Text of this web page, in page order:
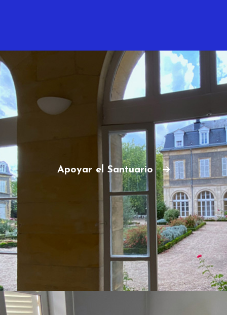
Apoyar el Santuario